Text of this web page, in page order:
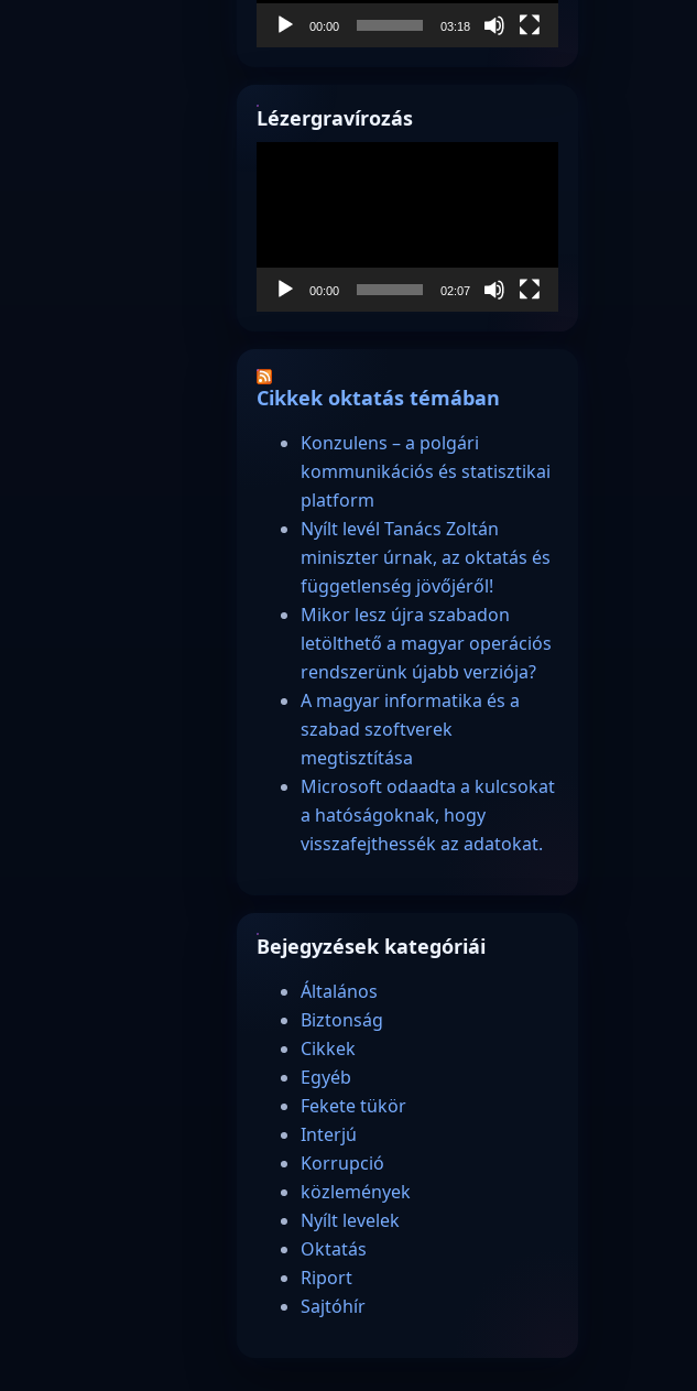
00:00 03:18
Lézergravírozás
00:00 02:07
Cikkek oktatás témában
Konzulens – a polgári
kommunikációs és statisztikai
platform
Nyílt levél Tanács Zoltán
miniszter úrnak, az oktatás és
függetlenség jövőjéről!
Mikor lesz újra szabadon
letölthető a magyar operációs
rendszerünk újabb verziója?
A magyar informatika és a
szabad szoftverek
megtisztítása
Microsoft odaadta a kulcsokat
a hatóságoknak, hogy
visszafejthessék az adatokat.
Bejegyzések kategóriái
Általános
Biztonság
Cikkek
Egyéb
Fekete tükör
Interjú
Korrupció
közlemények
Nyílt levelek
Oktatás
Riport
Sajtóhír